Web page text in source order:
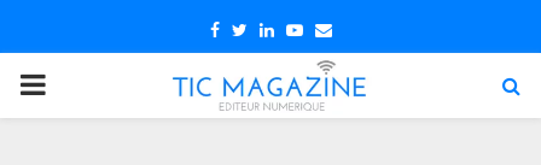
Facebook
TwitterLinkedin
Youtube
Email
PRIMARY